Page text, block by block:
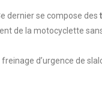
dernier se compose des
de la motocyclette
d’urgence de